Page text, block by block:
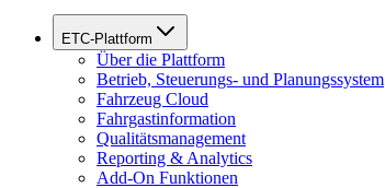
ETC-Plattform
Über die Plattform
Betrieb, Steuerungs- und Planungssystem
Fahrzeug Cloud
Fahrgastinformation
Qualitätsmanagement
Reporting & Analytics
Add-On Funktionen